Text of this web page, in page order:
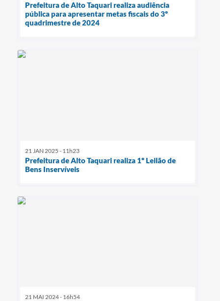
Prefeitura de Alto Taquari realiza audiência
pública para apresentar metas fiscais do 3º
quadrimestre de 2024
21 JAN 2025 - 11h23
Prefeitura de Alto Taquari realiza 1º Leilão de
Bens Inservíveis
21 MAI 2024 - 16h54